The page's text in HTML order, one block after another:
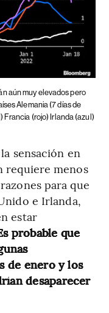
aún muy elevados pero
Alemania (7 días de
Francia (rojo) Irlanda (azul)
sensación en
requiere menos
para que
e Irlanda,
estar
probable que
de enero y los
desaparecer